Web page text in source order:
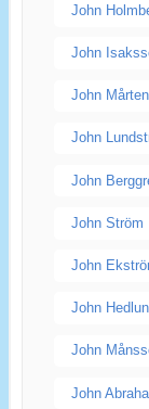
John
John
John
John
John
John Ström
John
John
John
John